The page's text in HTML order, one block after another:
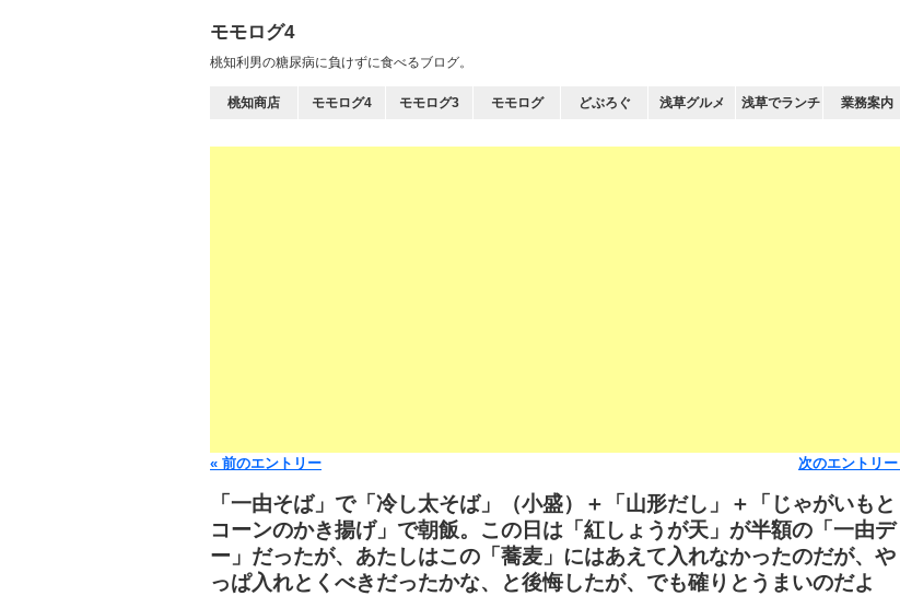
モモログ4
桃知利男の糖尿病に負けずに食べるブログ。
桃知商店 モモログ4 モモログ3 モモログ どぶろぐ 浅草グルメ 浅草でランチ 業務案内
« 前のエントリー 次のエントリ
「一由そば」で「冷し太そば」（小盛）＋「山形だし」＋「じゃがいもと
コーンのかき揚げ」で朝飯。この日は「紅しょうが天」が半額の「一由デ
ー」だったが、あたしはこの「蕎麦」にはあえて入れなかったのだが、や
っぱ入れとくべきだったかな、と後悔したが、でも確りとうまいのだよ